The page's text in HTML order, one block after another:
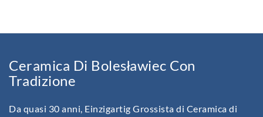
Ceramica Di Bolesławiec Con
Tradizione
Da quasi 30 anni, Einzigartig Grossista di Ceramica di